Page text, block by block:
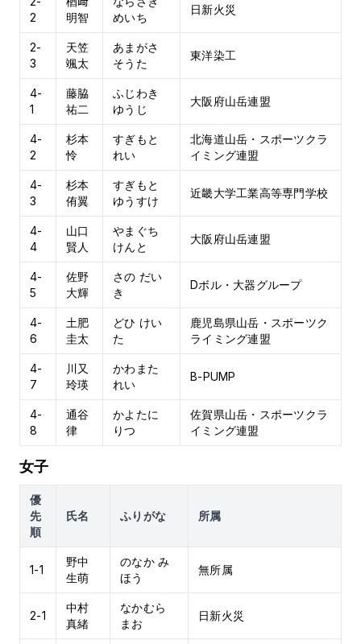
2
明智
めいち
日新火災
2-
3
天笠
颯太
あまがさ
そうた
東洋染工
4-
1
藤脇
祐二
ふじわき
ゆうじ
大阪府山岳連盟
4-
2
杉本
怜
すぎもと
れい
北海道山岳・スポーツクラ
イミング連盟
4-
3
杉本
侑翼
すぎもと
ゆうすけ
近畿大学工業高等専門学校
4-
4
山口
賢人
やまぐち
けんと
大阪府山岳連盟
4-
5
佐野
大輝
さの だい
き
Dボル・大器グループ
4-
6
土肥
圭太
どひ けい
た
鹿児島県山岳・スポーツク
ライミング連盟
4-
7
川又
玲瑛
かわまた
れい
B-PUMP
4-
8
通谷
律
かよたに
りつ
佐賀県山岳・スポーツクラ
イミング連盟
女子
優
先
順
氏名 ふりがな 所属
1-1
野中
生萌
のなか み
ほう
無所属
2-1
中村
真緒
なかむら
まお
日新火災